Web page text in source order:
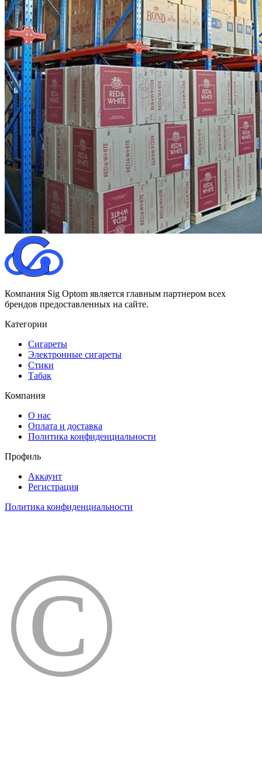
Компания Sig Optom является главным партнером всех
брендов предоставленных на сайте.
Категории
Сигареты
Электронные сигареты
Стики
Табак
Компания
О нас
Оплата и доставка
Политика конфиденциальности
Профиль
Аккаунт
Регистрация
Политика конфиденциальности
©